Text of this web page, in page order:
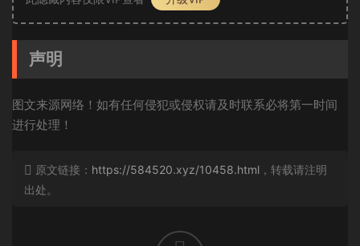
声明
图文来源网络！如有任何侵犯或侵权请及时联系必将第一时间
进行处理！
原文链接： https://584520.xyz/10458.html ，转载请注明
出处。